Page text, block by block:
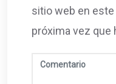
sitio web en este
próxima vez que